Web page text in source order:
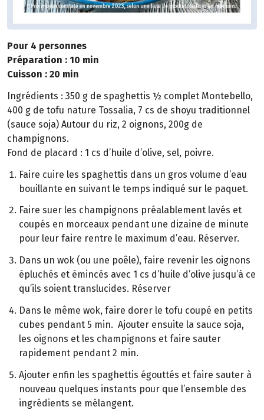
Pour 4 personnes
Préparation : 10 min
Cuisson : 20 min
Ingrédients : 350 g de spaghettis ½ complet Montebello,
400 g de tofu nature Tossalia, 7 cs de shoyu traditionnel
(sauce soja) Autour du riz, 2 oignons, 200g de
champignons.
Fond de placard : 1 cs d’huile d’olive, sel, poivre.
Faire cuire les spaghettis dans un gros volume d’eau
bouillante en suivant le temps indiqué sur le paquet.
Faire suer les champignons préalablement lavés et
coupés en morceaux pendant une dizaine de minute
pour leur faire rentre le maximum d’eau. Réserver.
Dans un wok (ou une poêle), faire revenir les oignons
épluchés et émincés avec 1 cs d’huile d’olive jusqu’à ce
qu’ils soient translucides. Réserver
Dans le même wok, faire dorer le tofu coupé en petits
cubes pendant 5 min. Ajouter ensuite la sauce soja,
les oignons et les champignons et faire sauter
rapidement pendant 2 min.
Ajouter enfin les spaghettis égouttés et faire sauter à
nouveau quelques instants pour que l’ensemble des
ingrédients se mélangent.